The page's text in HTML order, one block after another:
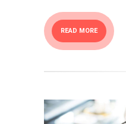
READ MORE